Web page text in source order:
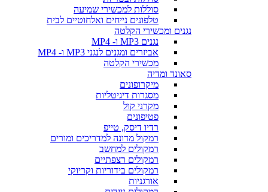
סוללות למכשירי שמיעה
טלפונים נייחים ואלחוטיים לבית
נגנים ומכשירי הקלטה
נגנים MP3 ו- MP4
אביזרים ומגנים לנגני MP3 ו- MP4
מכשירי הקלטה
סאונד ומדיה
מיקרופונים
מסגרות דיגיטליות
מקרני קול
פטיפונים
רדיו דיסק, טייפ
רמקול מדונה למדריכים ומורים
רמקולים למחשב
רמקולים רצפתיים
רמקולים בידוריות וקריוקי
אורגניות